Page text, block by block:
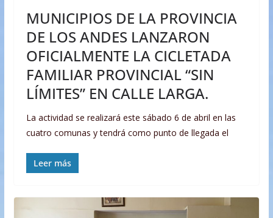
MUNICIPIOS DE LA PROVINCIA
DE LOS ANDES LANZARON
OFICIALMENTE LA CICLETADA
FAMILIAR PROVINCIAL “SIN
LÍMITES” EN CALLE LARGA.
La actividad se realizará este sábado 6 de abril en las
cuatro comunas y tendrá como punto de llegada el
Leer más